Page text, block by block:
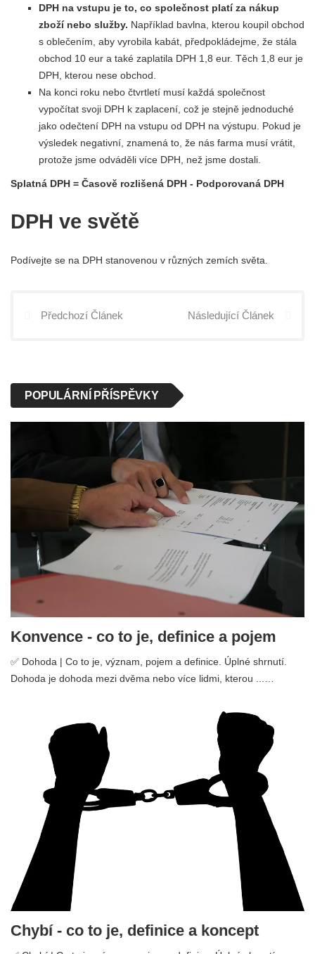
DPH na vstupu je to, co společnost platí za nákup
zboží nebo služby. Například bavlna, kterou koupil obchod
s oblečením, aby vyrobila kabát, předpokládejme, že stála
obchod 10 eur a také zaplatila DPH 1,8 eur. Těch 1,8 eur je
DPH, kterou nese obchod.
Na konci roku nebo čtvrtletí musí každá společnost
vypočítat svoji DPH k zaplacení, což je stejně jednoduché
jako odečtení DPH na vstupu od DPH na výstupu. Pokud je
výsledek negativní, znamená to, že nás farma musí vrátit,
protože jsme odváděli více DPH, než jsme dostali.
Splatná DPH = Časově rozlišená DPH - Podporovaná DPH
DPH ve světě
Podívejte se na DPH stanovenou v různých zemích světa.
Předchozí Článek Následující Článek
POPULÁRNÍ PŘÍSPĚVKY
Konvence - co to je, definice a pojem
✅ Dohoda | Co to je, význam, pojem a definice. Úplné shrnutí.
Dohoda je dohoda mezi dvěma nebo více lidmi, kterou ...…
Chybí - co to je, definice a koncept